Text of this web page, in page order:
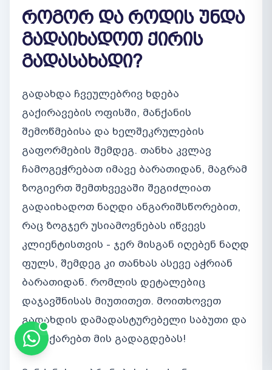
როგორ და როდის უნდა
გადაიხადოთ ქირის
გადასახადი?
გადახდა ჩვეულებრივ ხდება
გაქირავების ოფისში, მანქანის
შემოწმებისა და ხელშეკრულების
გაფორმების შემდეგ. თანხა კვლავ
ჩამოგეჭრებათ იმავე ბარათიდან, მაგრამ
ზოგიერთ შემთხვევაში შეგიძლიათ
გადაიხადოთ ნაღდი ანგარიშსწორებით,
რაც ზოგჯერ უსიამოვნებას იწვევს
კლიენტისთვის - ჯერ მისგან იღებენ ნაღდ
ფულს, შემდეგ კი თანხას ასევე აჭრიან
ბარათიდან. რომლის დეტალებიც
დაჯავშნისას მიუთითეთ. მოითხოვეთ
გადახდის დამადასტურებელი საბუთი და
ნუ იჩქარებთ მის გადაგდებას!